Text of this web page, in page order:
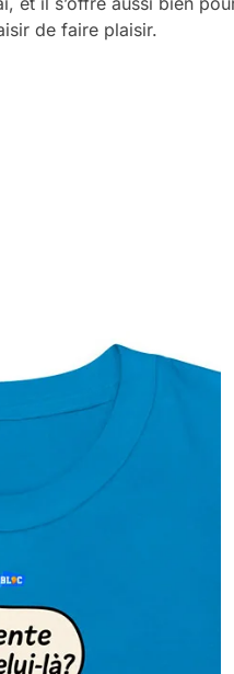
de faire plaisir.